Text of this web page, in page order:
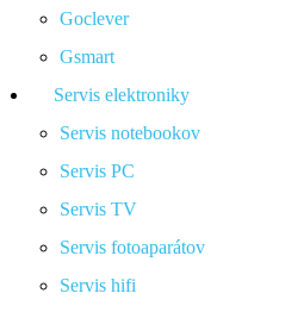
Goclever
Gsmart
Servis elektroniky
Servis notebookov
Servis PC
Servis TV
Servis fotoaparátov
Servis hifi